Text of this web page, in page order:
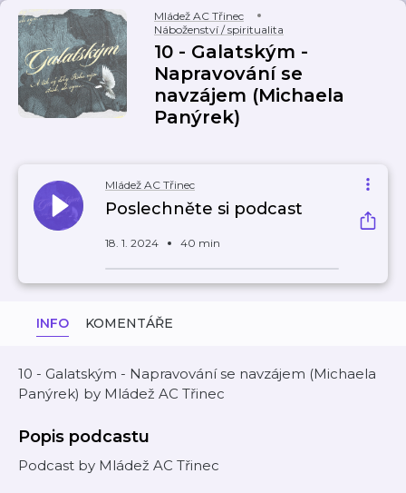
Mládež AC Třinec
Náboženství / spiritualita
10 - Galatským -
Napravování se
navzájem (Michaela
Panýrek)
Mládež AC Třinec
Poslechněte si podcast
18. 1. 2024 40 min
INFO KOMENTÁŘE
10 - Galatským - Napravování se navzájem (Michaela
Panýrek) by Mládež AC Třinec
Popis podcastu
Podcast by Mládež AC Třinec